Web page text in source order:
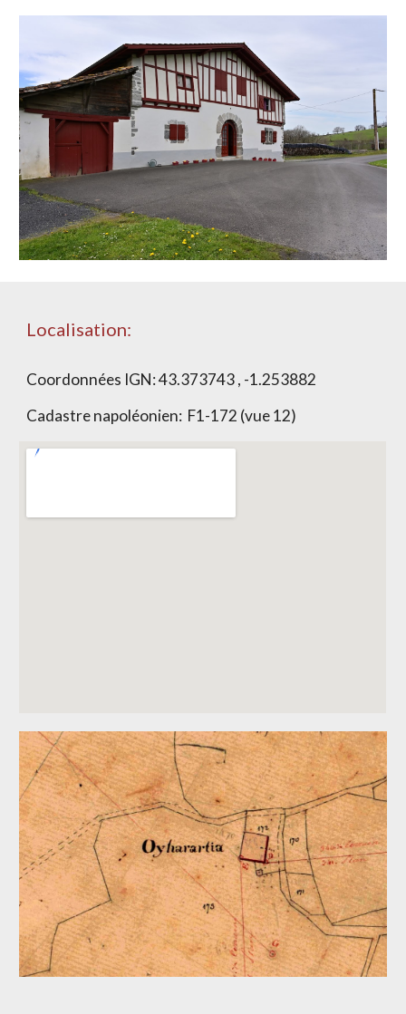
Localisation:
Coordonnées IGN:43.373743 , -1.253882
Cadastre napoléonien: F1-172 (vue 12)